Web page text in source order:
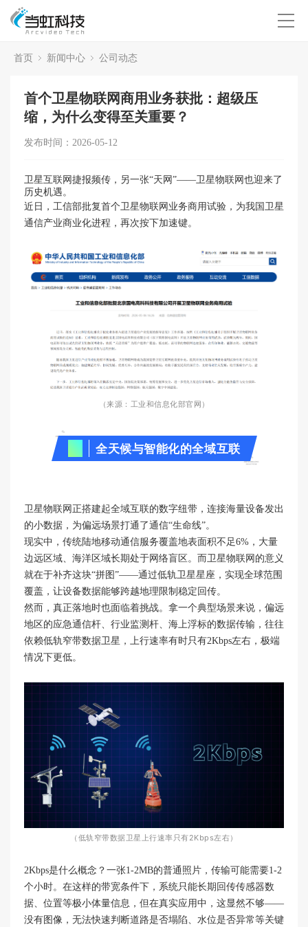
首页 新闻中心 公司动态
首个卫星物联网商用业务获批：超级压
缩，为什么变得至关重要？
发布时间：2026-05-12
卫星互联网捷报频传，另一张“天网”——卫星物联网也迎来了
历史机遇。
近日，工信部批复首个卫星物联网业务商用试验，为我国卫星
通信产业商业化进程，再次按下加速键。
（来源： 工业和信息化部官网 ）
01 全天候与智能化的全域互联
卫星物联网正搭建起全域互联的数字纽带，连接海量设备发出
的小数据，为偏远场景打通了通信“生命线”。
现实中，传统陆地移动通信服务覆盖地表面积不足6%，大量
边远区域、海洋区域长期处于网络盲区。而卫星物联网的意义
就在于补齐这块“拼图”——通过低轨卫星星座，实现全球范围
覆盖，让设备数据能够跨越地理限制稳定回传。
然而，真正落地时也面临着挑战。拿一个典型场景来说，偏远
地区的应急通信杆、行业监测杆、海上浮标的数据传输，往往
依赖低轨窄带数据卫星，上行速率有时只有2Kbps左右，极端
情况下更低。
（低轨窄带数据卫星上行速率只有2Kbps左右）
2Kbps是什么概念？一张1-2MB的普通照片，传输可能需要1-2
个小时。在这样的带宽条件下，系统只能长期回传传感器数
据、位置等极小体量信息，但在真实应用中，这显然不够——
没有图像，无法快速判断道路是否塌陷、水位是否异常等关键